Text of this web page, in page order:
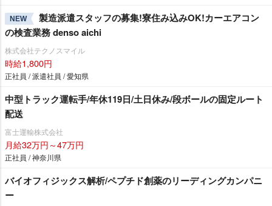
NEW
製造派遣スタッフの募集!寮住み込みOK!カーエアコン
の検査業務 denso aichi
株式会社テクノスマイル
時給1,800円
正社員 / 派遣社員 / 愛知県
中型トラック運転手/年休119日/土日休み/段ボールの固定ルート
配送
富士運輸株式会社
月給32万円～47万円
正社員 / 神奈川県
バイオフィジックス解析/ペプチド創薬のリーディングカンパニ
ー